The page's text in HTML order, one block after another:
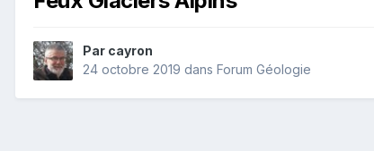
Par cayron
24 octobre 2019 dans Forum Géologie